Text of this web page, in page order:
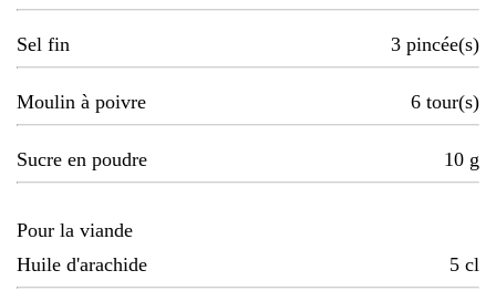
Sel fin 3 pincée(s)
Moulin à poivre 6 tour(s)
Sucre en poudre 10 g
Pour la viande
Huile d'arachide
5 cl